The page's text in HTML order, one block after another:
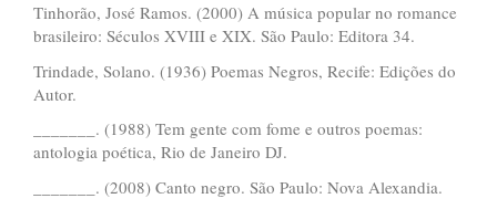
Tinhorão, José Ramos. (2000) A música popular no romance
brasileiro: Séculos XVIII e XIX. São Paulo: Editora 34.
Trindade, Solano. (1936) Poemas Negros, Recife: Edições do
Autor.
_______. (1988) Tem gente com fome e outros poemas:
antologia poética, Rio de Janeiro DJ.
_______. (2008) Canto negro. São Paulo: Nova Alexandia.